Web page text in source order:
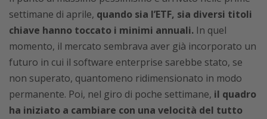
settimane di aprile, quando sia l’ETF, sia diversi titoli
chiave hanno toccato i minimi annuali. In quel
momento, il mercato sembrava aver già incorporato un
futuro in cui il software enterprise sarebbe stato, se
non superato, quantomeno ridimensionato in modo
permanente. Poi, nel giro di poche settimane, il quadro
ha iniziato a cambiare con una velocità del tutto